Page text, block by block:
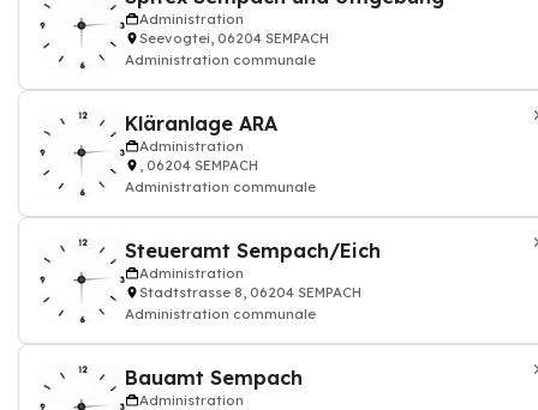
Administration
Seevogtei, 06204 SEMPACH
Administration communale
Kläranlage ARA
Administration
, 06204 SEMPACH
Administration communale
Steueramt Sempach/Eich
Administration
Stadtstrasse 8, 06204 SEMPACH
Administration communale
Bauamt Sempach
Administration